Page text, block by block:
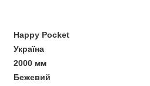
Happy Pocket
Україна
2000 мм
Бежевий